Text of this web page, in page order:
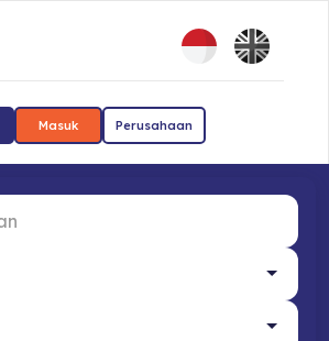
Masuk Perusahaan